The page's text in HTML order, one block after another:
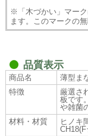
※「木づかい」マー
ます。このマークの
品質表示
商品名
薄型ま
特徴
厳選さ
板です
や雑菌
材料・材質
ヒノキ